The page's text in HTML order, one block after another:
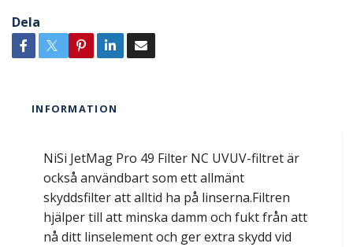
Dela
INFORMATION
NiSi JetMag Pro 49 Filter NC UVUV-filtret är
också användbart som ett allmänt
skyddsfilter att alltid ha på linserna.Filtren
hjälper till att minska damm och fukt från att
nå ditt linselement och ger extra skydd vid